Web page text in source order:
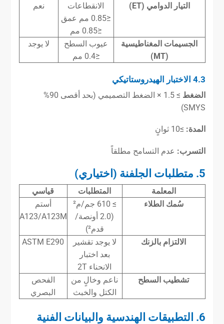
التيار الدوامي (ET)
الانقطاعات
≤0.85 مم عمق
≤0.85 مم
نعم
الجسيمات المغناطيسية
(MT)
عيوب السطح
≤0.4 مم
لا يوجد
4.3 الاختبار الهيدروستاتيكي
الضغط
≥ 1.5 × الضغط التصميمي (بحد أقصى 90%
SMYS)
المدة: ≥10 ثوانٍ
التسرب: عدم التسامح مطلقاً
5. متطلبات الجلفنة (اختياري)
المعلمة المتطلبات
قياسي
سُمك الطلاء
≥ 610 جم/م²
(2.0 أونصة/
قدم²)
أستم
A123/A123M
الالتزام بالزنك
لا يوجد تقشير
بعد اختبار
الانحناء 2T
ASTM E290
تشطيب السطح
ناعم وخالٍ من
الكتل والخبث
الفحص
البصري
6. التطبيقات الهندسية والبيانات الفنية